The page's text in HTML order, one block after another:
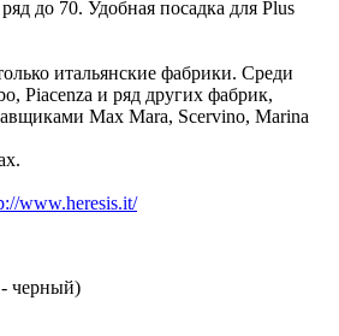
до 70. Удобная посадка для Plus
итальянские фабрики. Среди
Piacenza и ряд других фабрик,
Max Mara, Scervino, Marina
www.heresis.it/
черный)